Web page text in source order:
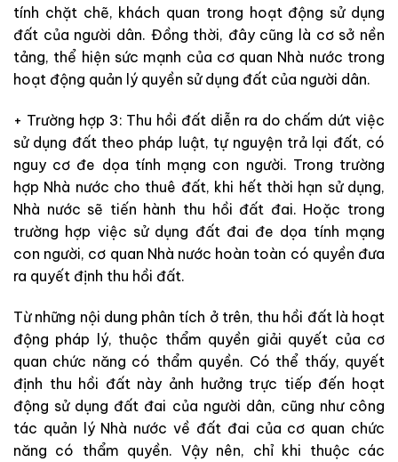
tính chặt chẽ, khách quan trong hoạt động sử dụng
đất của người dân. Đồng thời, đây cũng là cơ sở nền
tảng, thể hiện sức mạnh của cơ quan Nhà nước trong
hoạt động quản lý quyền sử dụng đất của người dân.
+ Trường hợp 3: Thu hồi đất diễn ra do chấm dứt việc
sử dụng đất theo pháp luật, tự nguyện trả lại đất, có
nguy cơ đe dọa tính mạng con người. Trong trường
hợp Nhà nước cho thuê đất, khi hết thời hạn sử dụng,
Nhà nước sẽ tiến hành thu hồi đất đai. Hoặc trong
trường hợp việc sử dụng đất đai đe dọa tính mạng
con người, cơ quan Nhà nước hoàn toàn có quyền đưa
ra quyết định thu hồi đất.
Từ những nội dung phân tích ở trên, thu hồi đất là hoạt
động pháp lý, thuộc thẩm quyền giải quyết của cơ
quan chức năng có thẩm quyền. Có thể thấy, quyết
định thu hồi đất này ảnh hưởng trực tiếp đến hoạt
động sử dụng đất đai của người dân, cũng như công
tác quản lý Nhà nước về đất đai của cơ quan chức
năng có thẩm quyền. Vậy nên, chỉ khi thuộc các